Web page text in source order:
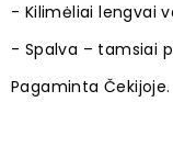
- Kilimėliai lengvai
- Spalva – tamsiai
Pagaminta Čekijoje.